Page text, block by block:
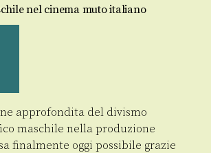
nel cinema muto italiano
approfondita del divismo
maschile nella produzione
finalmente oggi possibile grazie